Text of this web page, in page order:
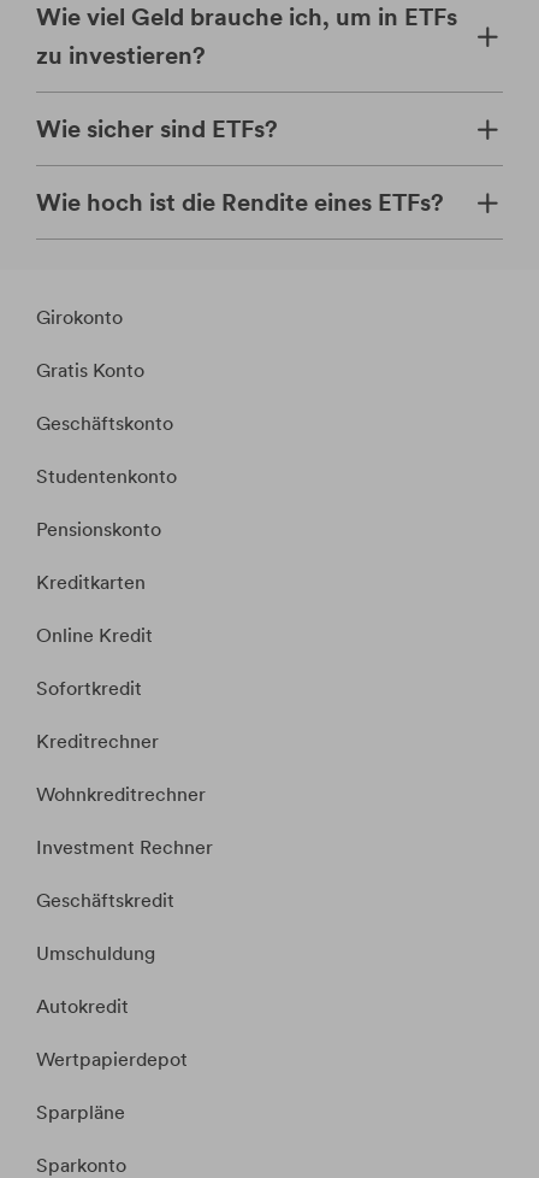
Wie viel Geld brauche ich, um in ETFs
zu investieren?
Wie sicher sind ETFs?
Wie hoch ist die Rendite eines ETFs?
Girokonto
Gratis Konto
Geschäftskonto
Studentenkonto
Pensionskonto
Kreditkarten
Online Kredit
Sofortkredit
Kreditrechner
Wohnkreditrechner
Investment Rechner
Geschäftskredit
Umschuldung
Autokredit
Wertpapierdepot
Sparpläne
Sparkonto